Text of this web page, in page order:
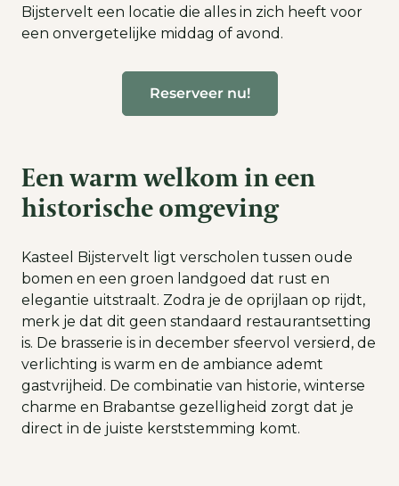
Bijstervelt een locatie die alles in zich heeft voor
een onvergetelijke middag of avond.
Reserveer nu!
Een warm welkom in een
historische omgeving
Kasteel Bijstervelt ligt verscholen tussen oude
bomen en een groen landgoed dat rust en
elegantie uitstraalt. Zodra je de oprijlaan op rijdt,
merk je dat dit geen standaard restaurantsetting
is. De brasserie is in december sfeervol versierd, de
verlichting is warm en de ambiance ademt
gastvrijheid. De combinatie van historie, winterse
charme en Brabantse gezelligheid zorgt dat je
direct in de juiste kerststemming komt.